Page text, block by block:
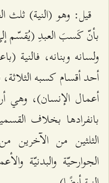
قيل: وهو (النية) ثلث
بأنّ كَسبَ العبدِ (يُقسّم
ولسانه وبنانه، فالنية
أحد أقسام كسبه
أعمال الإنسان)، وهي
بانفرادها بخلاف
الثلثين من الآخرين
الجوارحيّة والبدنيّة